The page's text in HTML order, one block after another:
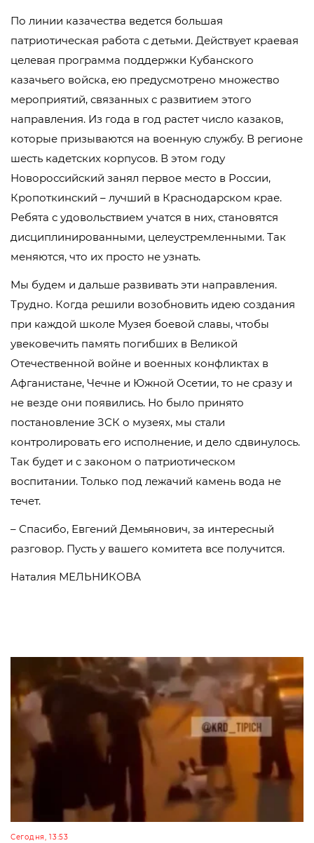
По линии казачества ведется большая
патриотическая работа с детьми. Действует краевая
целевая программа поддержки Кубанского
казачьего войска, ею предусмотрено множество
мероприятий, связанных с развитием этого
направления. Из года в год растет число казаков,
которые призываются на военную службу. В регионе
шесть кадетских корпусов. В этом году
Новороссийский занял первое место в России,
Кропоткинский – лучший в Краснодарском крае.
Ребята с удовольствием учатся в них, становятся
дисциплинированными, целеустремленными. Так
меняются, что их просто не узнать.
Мы будем и дальше развивать эти направления.
Трудно. Когда решили возобновить идею создания
при каждой школе Музея боевой славы, чтобы
увековечить память погибших в Великой
Отечественной войне и военных конфликтах в
Афганистане, Чечне и Южной Осетии, то не сразу и
не везде они появились. Но было принято
постановление ЗСК о музеях, мы стали
контролировать его исполнение, и дело сдвинулось.
Так будет и с законом о патриотическом
воспитании. Только под лежачий камень вода не
течет.
– Спасибо, Евгений Демьянович, за интересный
разговор. Пусть у вашего комитета все получится.
Наталия МЕЛЬНИКОВА
Сегодня, 13:53